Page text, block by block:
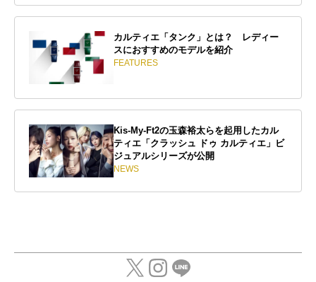
カルティエ「タンク」とは？ レディー
スにおすすめのモデルを紹介
FEATURES
Kis-My-Ft2の玉森裕太らを起用したカル
ティエ「クラッシュ ドゥ カルティエ」ビ
ジュアルシリーズが公開
NEWS